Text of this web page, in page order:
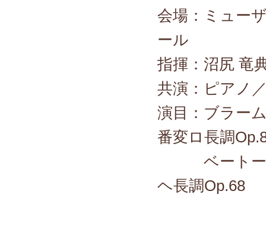
会場：ミュー
ール
指揮：沼尻 竜
共演：ピアノ
演目：ブラー
番変ロ長調
ベートーヴ
ヘ長